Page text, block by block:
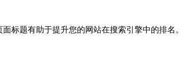
标题有助于提升您的网站在搜索引擎中的排名。